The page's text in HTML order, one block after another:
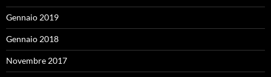
Gennaio 2019
Gennaio 2018
Novembre 2017